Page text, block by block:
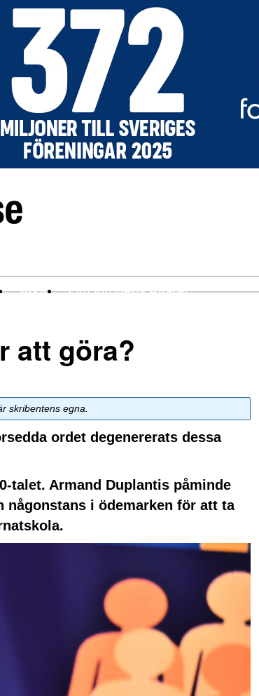
Arkiv Om Idrottens Affärer
att göra?
skribentens egna.
ordet degenererats dessa
talet. Armand Duplantis påminde
någonstans i ödemarken för att ta